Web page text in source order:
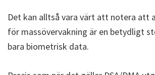
Det kan alltså vara värt att notera att
för massövervakning är en betydligt
bara biometrisk data.